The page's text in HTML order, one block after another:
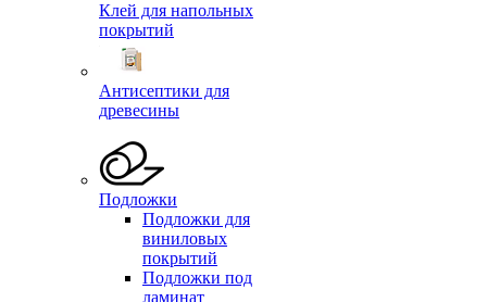
Клей для напольных
покрытий
Антисептики для
древесины
Подложки
Подложки для
виниловых
покрытий
Подложки под
ламинат